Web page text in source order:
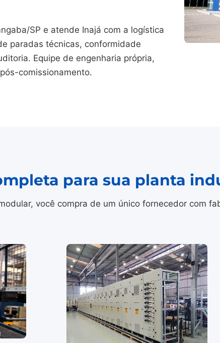
SP e atende Inajá com a logística
paradas técnicas, conformidade
Equipe de engenharia própria,
comissionamento.
para sua planta
você compra de um único fornecedor com